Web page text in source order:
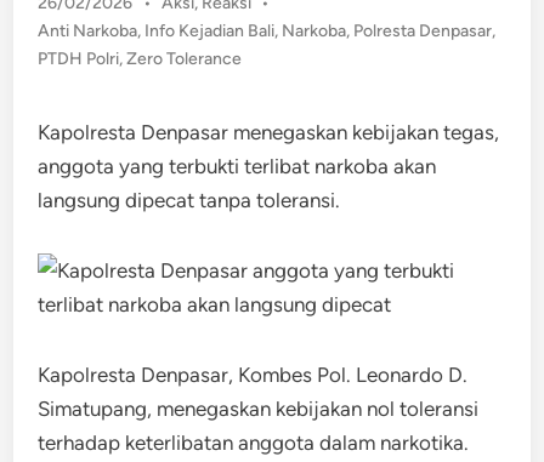
in
Anti Narkoba, Info Kejadian Bali, Narkoba, Polresta Denpasar,
PTDH Polri,Zero Tolerance
Kapolresta Denpasar menegaskan kebijakan tegas,
anggota yang terbukti terlibat narkoba akan
langsung dipecat tanpa toleransi.
Kapolresta Denpasar, Kombes Pol. Leonardo D.
Simatupang, menegaskan kebijakan nol toleransi
terhadap keterlibatan anggota dalam narkotika.